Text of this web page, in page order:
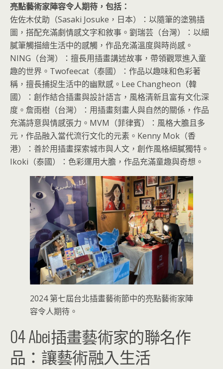
亮點藝術家陣容令人期待，包括：
佐佐木仗助（Sasaki Josuke，日本）：以隨筆的塗鴉插
圖，搭配充滿劇情感文字和敘事。劉瑞芸（台灣）：以細
膩筆觸描繪生活中的感觸，作品充滿溫度與時尚感。
NING（台灣）：擅長用插畫講述故事，帶領觀眾進入童
趣的世界。Twofeecat（泰國）：作品以趣味和色彩著
稱，擅長捕捉生活中的幽默感。Lee Changheon（韓
國）：創作結合插畫與設計語言，風格清新且富有文化深
度。詹雨樹（台灣）：用插畫刻畫人與自然的關係，作品
充滿詩意與情感張力。MVM（菲律賓）：風格大膽且多
元，作品融入當代流行文化的元素。Kenny Mok（香
港）：善於用插畫探索城市與人文，創作風格細膩獨特。
Ikoki（泰國）：色彩運用大膽，作品充滿童趣與奇想。
2024 第七屆台北插畫藝術節中的亮點藝術家陣
容令人期待。
04 Abei插畫藝術家的聯名作
品：讓藝術融入生活